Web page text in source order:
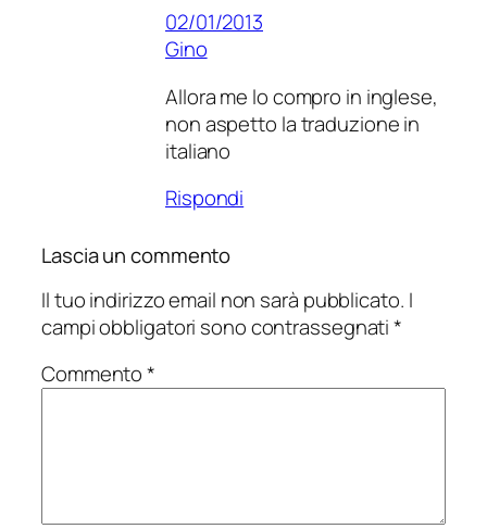
02/01/2013
Gino
Allora me lo compro in inglese,
non aspetto la traduzione in
italiano
Rispondi
Lascia un commento
Il tuo indirizzo email non sarà pubblicato. I
campi obbligatori sono contrassegnati*
Commento*